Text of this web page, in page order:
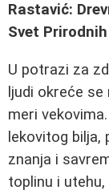
Rastavić:
Svet
U potrazi za
ljudi okreće
meri
lekovitog bilja,
znanja i
toplinu i